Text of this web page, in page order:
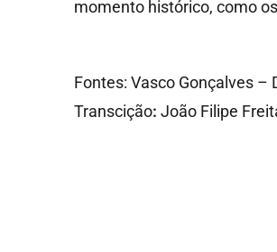
momento histórico, como
Fontes: Vasco Gonçalves –
Transcição: João Filipe